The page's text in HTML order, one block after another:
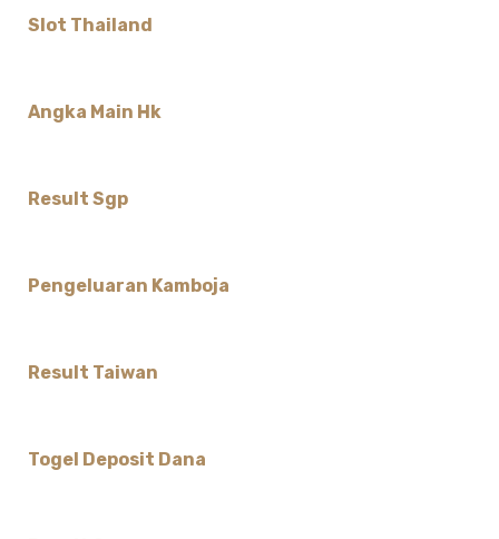
Slot Thailand
Angka Main Hk
Result Sgp
Pengeluaran Kamboja
Result Taiwan
Togel Deposit Dana